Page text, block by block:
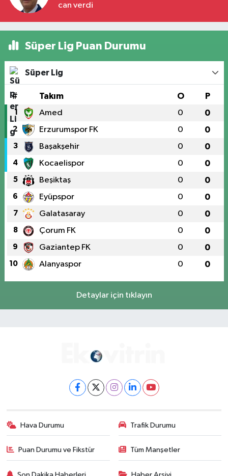
can verdi
Süper Lig Puan Durumu
Süper Lig
# Takım O P
1 Amed 0 0
2 Erzurumspor FK 0 0
3 Başakşehir 0 0
4 Kocaelispor 0 0
5 Beşiktaş 0 0
6 Eyüpspor 0 0
7 Galatasaray 0 0
8 Çorum FK 0 0
9 Gaziantep FK 0 0
10 Alanyaspor 0 0
Detaylar için tıklayın
Hava Durumu Trafik Durumu
Puan Durumu ve Fikstür Tüm Manşetler
Son Dakika Haberleri Haber Arşivi